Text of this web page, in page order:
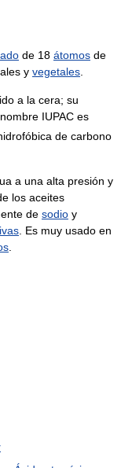
de 18 átomos de
y vegetales
a la cera; su
IUPAC es
de carbono
a una alta presión y
los aceites
de sodio y
. Es muy usado en